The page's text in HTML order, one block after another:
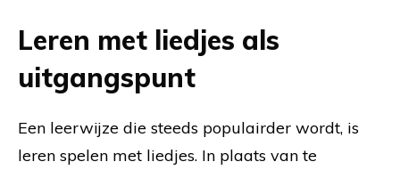
Leren met liedjes als
uitgangspunt
Een leerwijze die steeds populairder wordt, is
leren spelen met liedjes. In plaats van te